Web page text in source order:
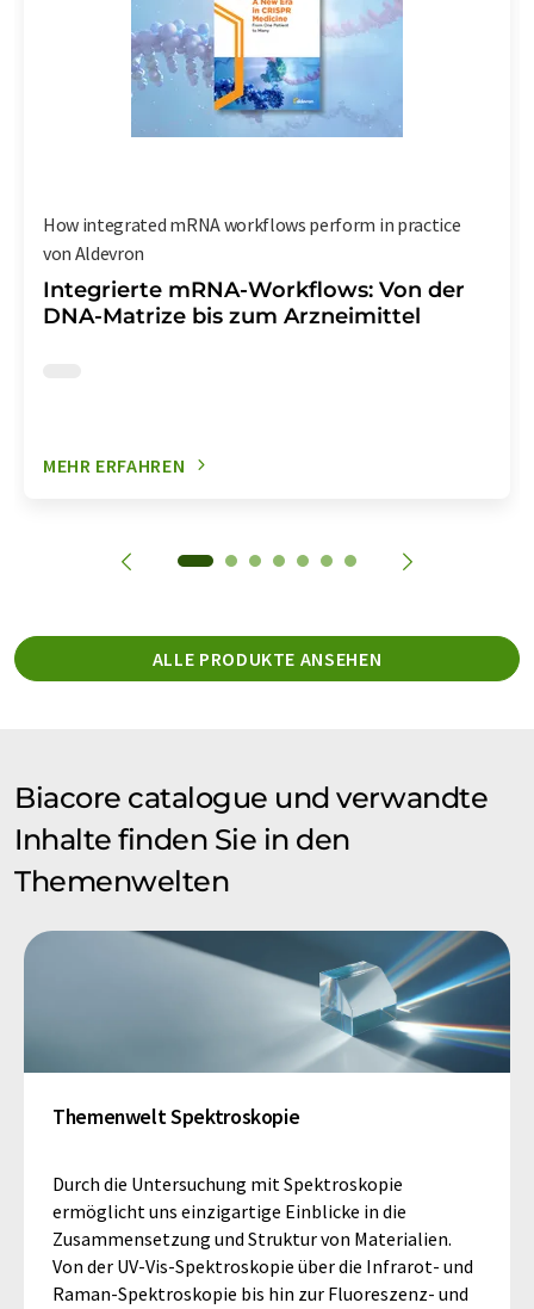
How integrated mRNA workflows perform in practice
von Aldevron
Integrierte mRNA-Workflows: Von der
DNA-Matrize bis zum Arzneimittel
MEHR ERFAHREN
ALLE PRODUKTE ANSEHEN
Biacore catalogue und verwandte
Inhalte finden Sie in den
Themenwelten
Themenwelt Spektroskopie
Durch die Untersuchung mit Spektroskopie
ermöglicht uns einzigartige Einblicke in die
Zusammensetzung und Struktur von Materialien.
Von der UV-Vis-Spektroskopie über die Infrarot- und
Raman-Spektroskopie bis hin zur Fluoreszenz- und